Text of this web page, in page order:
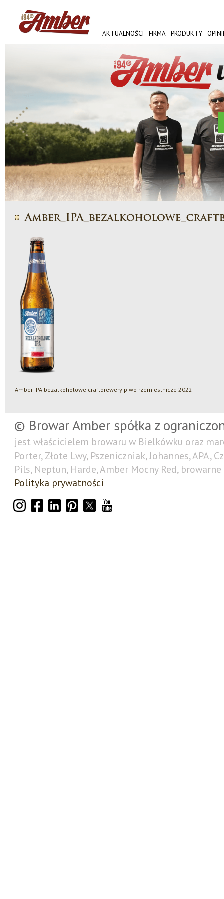
AKTUALNOŚCI FIRMA PRODUKTY
AMBER FEST
Amber IPA bezalkoholowe craftbrewery piwo rzemieslnicze 2022
© Browar Amber spółka z
jest właścicielem browaru w Bielkówku oraz
Porter, Złote Lwy, Pszeniczniak, Johannes, APA,
Pils, Neptun, Harde, Amber Mocny Red,
Polityka prywatności